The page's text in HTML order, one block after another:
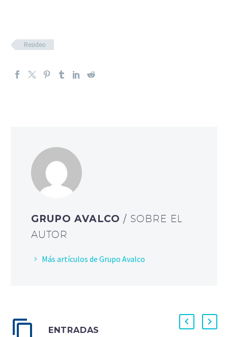
Resideo
GRUPO AVALCO/ SOBRE EL
AUTOR
Más artículos de Grupo Avalco
ENTRADAS